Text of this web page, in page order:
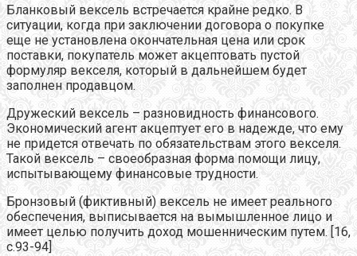
Бланковый вексель встречается крайне редко. В
ситуации, когда при заключении договора о покупке
еще не установлена окончательная цена или срок
поставки, покупатель может акцептовать пустой
формуляр векселя, который в дальнейшем будет
заполнен продавцом.
Дружеский вексель – разновидность финансового.
Экономический агент акцептует его в надежде, что ему
не придется отвечать по обязательствам этого векселя.
Такой вексель – своеобразная форма помощи лицу,
испытывающему финансовые трудности.
Бронзовый (фиктивный) вексель не имеет реального
обеспечения, выписывается на вымышленное лицо и
имеет целью получить доход мошенническим путем. [16,
с.93-94]